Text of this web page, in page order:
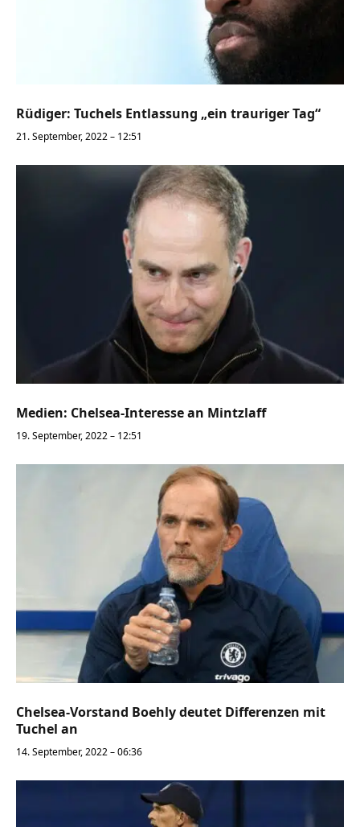
Rüdiger: Tuchels Entlassung „ein trauriger Tag“
21. September, 2022 – 12:51
Medien: Chelsea-Interesse an Mintzlaff
19. September, 2022 – 12:51
Chelsea-Vorstand Boehly deutet Differenzen mit
Tuchel an
14. September, 2022 – 06:36